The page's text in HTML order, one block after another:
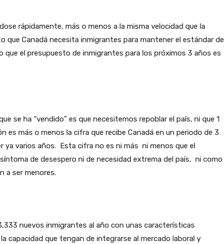
rápidamente, más o menos a la misma velocidad que la
Canadá necesita inmigrantes para mantener el estándar de
que el presupuesto de inmigrantes para los próximos 3 años es
se ha “vendido” es que necesitemos repoblar el país, ni que 1
es más o menos la cifra que recibe Canadá en un periodo de 3
ya varios años. Esta cifra no es ni más ni menos que el
de desespero ni de necesidad extrema del país, ni como
a ser menores.
nuevos inmigrantes al año con unas características
capacidad que tengan de integrarse al mercado laboral y